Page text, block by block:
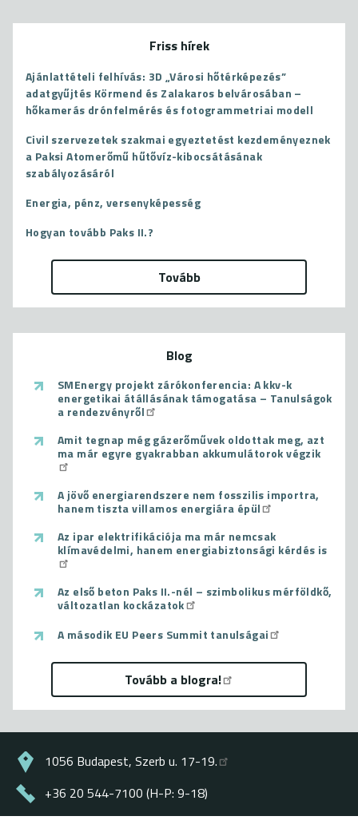
Friss hírek
Ajánlattételi felhívás: 3D „Városi hőtérképezés”
adatgyűjtés Körmend és Zalakaros belvárosában –
hőkamerás drónfelmérés és fotogrammetriai modell
Civil szervezetek szakmai egyeztetést kezdeményeznek
a Paksi Atomerőmű hűtővíz-kibocsátásának
szabályozásáról
Energia, pénz, versenyképesség
Hogyan tovább Paks II.?
Tovább
Blog
SMEnergy projekt zárókonferencia: A kkv-k
energetikai átállásának támogatása – Tanulságok
a rendezvényről
Amit tegnap még gázerőművek oldottak meg, azt
ma már egyre gyakrabban akkumulátorok végzik
A jövő energiarendszere nem fosszilis importra,
hanem tiszta villamos energiára épül
Az ipar elektrifikációja ma már nemcsak
klímavédelmi, hanem energiabiztonsági kérdés is
Az első beton Paks II.-nél – szimbolikus mérföldkő,
változatlan kockázatok
A második EU Peers Summit tanulságai
Tovább a blogra!
1056 Budapest, Szerb u. 17-19.
+36 20 544-7100 (H-P: 9-18)